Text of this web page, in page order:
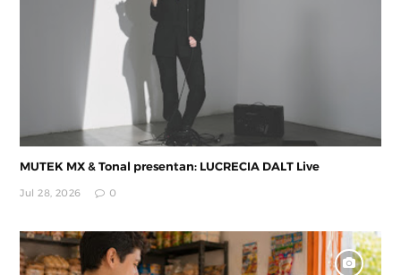
MUTEK MX & Tonal presentan: LUCRECIA DALT Live
Jul 28, 2026 0